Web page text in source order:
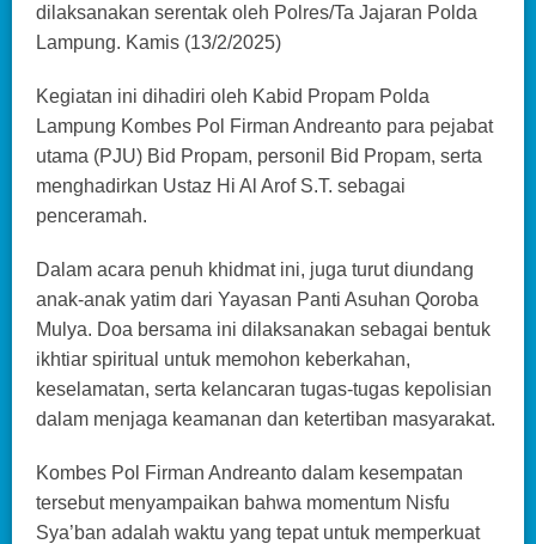
dilaksanakan serentak oleh Polres/Ta Jajaran Polda
Lampung. Kamis (13/2/2025)
Kegiatan ini dihadiri oleh Kabid Propam Polda
Lampung Kombes Pol Firman Andreanto para pejabat
utama (PJU) Bid Propam, personil Bid Propam, serta
menghadirkan Ustaz Hi Al Arof S.T. sebagai
penceramah.
Dalam acara penuh khidmat ini, juga turut diundang
anak-anak yatim dari Yayasan Panti Asuhan Qoroba
Mulya. Doa bersama ini dilaksanakan sebagai bentuk
ikhtiar spiritual untuk memohon keberkahan,
keselamatan, serta kelancaran tugas-tugas kepolisian
dalam menjaga keamanan dan ketertiban masyarakat.
Kombes Pol Firman Andreanto dalam kesempatan
tersebut menyampaikan bahwa momentum Nisfu
Sya’ban adalah waktu yang tepat untuk memperkuat